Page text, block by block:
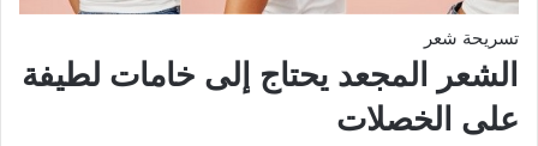
تسريحة شعر
الشعر المجعد يحتاج إلى خامات لطيفة
على الخصلات